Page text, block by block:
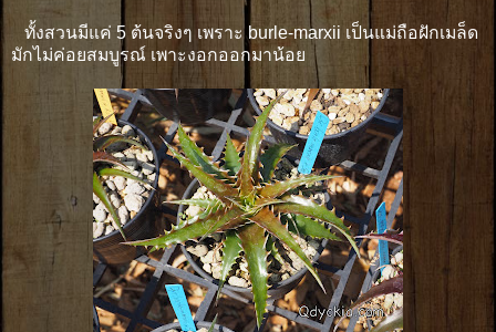
ทั้งสวนมีแค่ 5 ต้นจริงๆ เพราะ burle-marxii เป็นแม่ถือฝักเมล็ด
มักไม่ค่อยสมบูรณ์ เพาะงอกออกมาน้อย